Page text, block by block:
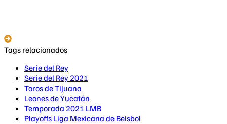
Tags relacionados
Serie del Rey
Serie del Rey 2021
Toros de Tijuana
Leones de Yucatán
Temporada 2021 LMB
Playoffs Liga Mexicana de Beisbol